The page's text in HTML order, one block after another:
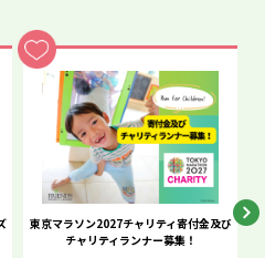
東京マラソン2027チャリティ寄付金及び
チャリティランナー募集！